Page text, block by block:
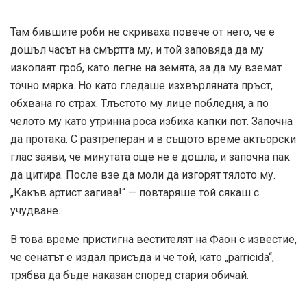
Там бившите роби не скриваха повече от него, че е
дошъл часът на смъртта му, и той заповяда да му
изкопаят гроб, като легне на земята, за да му вземат
точно мярка. Но като гледаше изхвърляната пръст,
обхвана го страх. Тлъстото му лице побледня, а по
челото му като утринна роса избиха капки пот. Започна
да протака. С разтреперан и в същото време актьорски
глас заяви, че минутата още не е дошла, и започна пак
да цитира. После взе да моли да изгорят тялото му.
„Какъв артист загива!“ — повтаряше той сякаш с
учудване.
В това време пристигна вестителят на Фаон с известие,
че сенатът е издал присъда и че той, като „parricida“,
трябва да бъде наказан според стария обичай.